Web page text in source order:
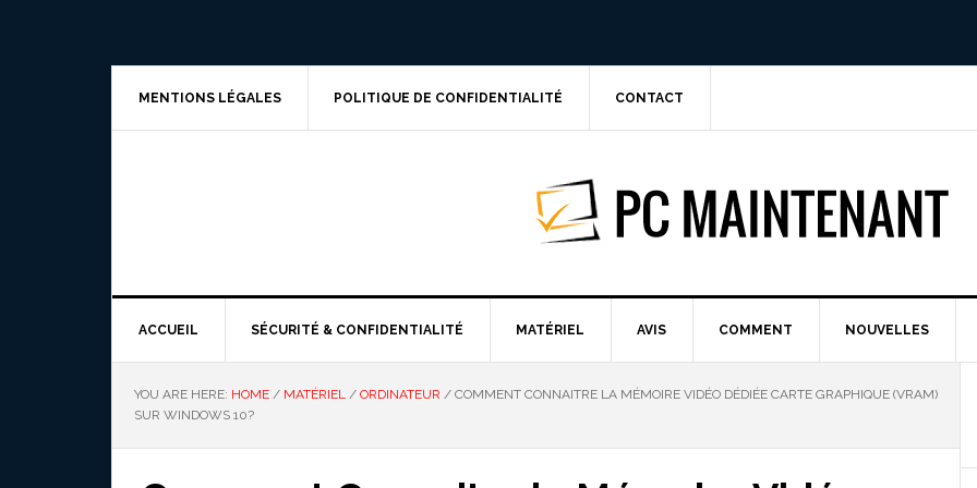
MENTIONS LÉGALES POLITIQUE DE CONFIDENTIALITÉ CONTACT
ACCUEIL SÉCURITÉ & CONFIDENTIALITÉ MATÉRIEL AVIS COMMENT NOUVELLES
YOU ARE HERE: HOME / MATÉRIEL / ORDINATEUR / COMMENT CONNAITRE LA MÉMOIRE VIDÉO DÉDIÉE CARTE GRAPHIQUE (VRAM)
SUR WINDOWS 10?